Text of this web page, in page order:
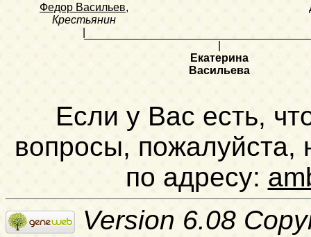
Федор Васильев,
Крестьянин
Екатерина
Васильева
Если у Вас есть,
вопросы, пожалуйста,
по адресу:
Version 6.08